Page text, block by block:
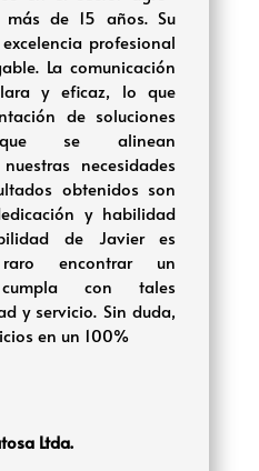
más de 15 años. Su
profesional
La comunicación
y eficaz, lo que
de soluciones
que se alinean
necesidades
obtenidos son
y habilidad
de Javier es
encontrar un
con tales
y servicio. Sin duda,
en un 100%
Ltda.